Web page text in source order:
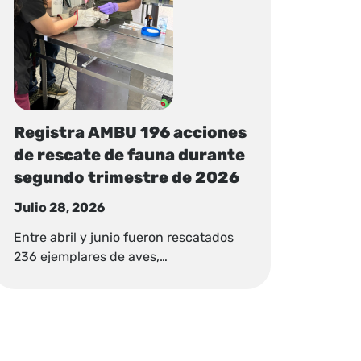
Registra AMBU 196 acciones
de rescate de fauna durante
segundo trimestre de 2026
Julio 28, 2026
Entre abril y junio fueron rescatados
236 ejemplares de aves,…